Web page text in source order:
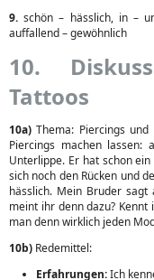
9. schön – hässlich, in –
auffallend – gewöhnlich
10.
Tattoos
10a) Thema: Piercings
Piercings machen
Unterlippe. Er hat schon
sich noch den Rücken und
hässlich. Mein Bruder
meint ihr denn dazu? Kennt
man denn wirklich jeden
10b) Redemittel:
Erfahrungen:Ich